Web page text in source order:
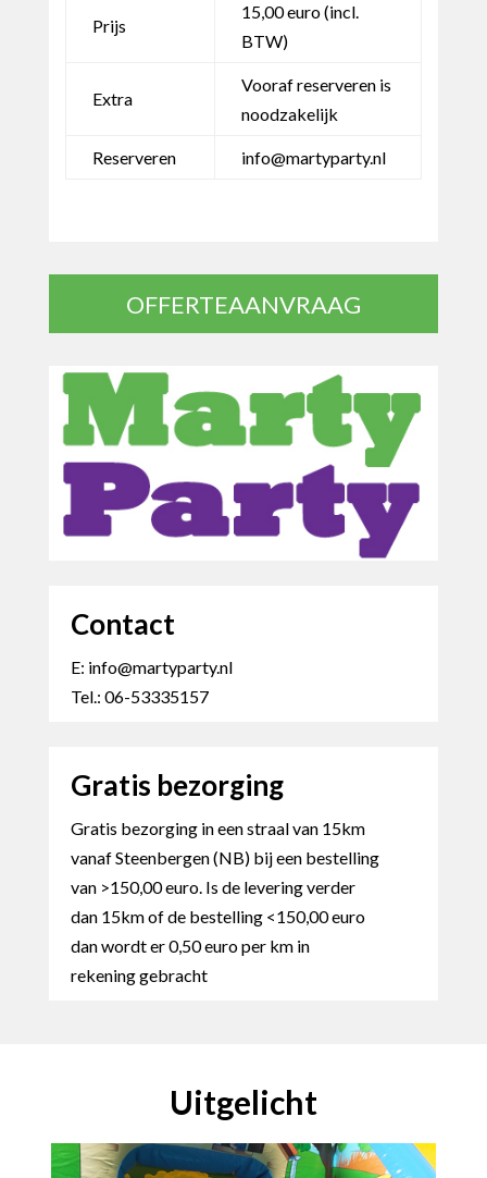
Prijs
15,00 euro (incl.
BTW)
Extra
Vooraf reserveren is
noodzakelijk
Reserveren info@martyparty.nl
OFFERTEAANVRAAG
Contact
E: info@martyparty.nl
Tel.: 06-53335157
Gratis bezorging
Gratis bezorging in een straal van 15km
vanaf Steenbergen (NB) bij een bestelling
van >150,00 euro. Is de levering verder
dan 15km of de bestelling <150,00 euro
dan wordt er 0,50 euro per km in
rekening gebracht
Uitgelicht